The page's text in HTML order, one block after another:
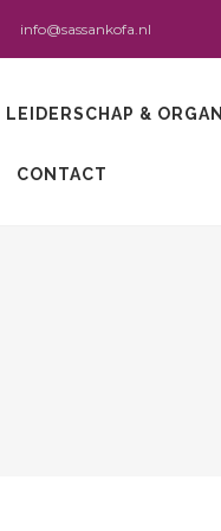
info@sassankofa.nl
LEIDERSCHAP &
CONTACT